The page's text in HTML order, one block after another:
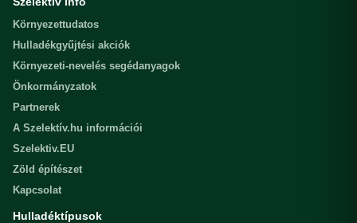
Környezettudatos
Hulladékgyűjtési akciók
Környezeti-nevelés segédanyagok
Önkormányzatok
Partnerek
A Szelektív.hu információi
Szelektiv.EU
Zöld építészet
Kapcsolat
Hulladéktípusok